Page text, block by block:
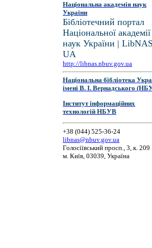
Національна академія наук
України
Бібліотечний портал
Національної академії
наук України | LibNAS
UA
http://libnas.nbuv.gov.ua
Національна бібліотека
імені В. І. Вернадського
Інститут інформаційних
технологій НБУВ
+38 (044) 525-36-24
libnas@nbuv.gov.ua
Голосіївський просп., 3, к. 209
м. Київ, 03039, Україна